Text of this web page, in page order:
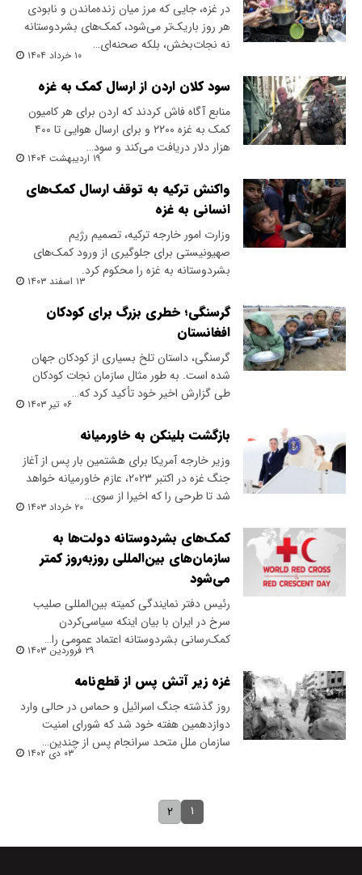
در غزه، جایی که مرز میان زنده‌ماندن و نابودی
هر روز باریک‌تر می‌شود، کمک‌های بشردوستانه
نه نجات‌بخش،‌ بلکه صحنه‌ای…
۱۰ خرداد ۱۴۰۴
سود کلان اردن از ارسال کمک به غزه
منابع آگاه فاش کردند که اردن برای هر کامیون
کمک به غزه ۲۲۰۰ و برای ارسال هوایی تا ۴۰۰
هزار دلار دریافت می‌کند و سود…
۱۹ اردیبهشت ۱۴۰۴
واکنش ترکیه به توقف ارسال کمک‌های
انسانی به غزه
وزارت امور خارجه ترکیه، تصمیم رژیم
صهیونیستی برای جلوگیری از ورود کمک‌های
بشردوستانه به غزه را محکوم کرد.
۱۳ اسفند ۱۴۰۳
گرسنگی؛ خطری بزرگ برای کودکان
افغانستان
گرسنگی، داستان تلخ بسیاری از کودکان جهان
شده است. به طور مثال سازمان نجات کودکان
طی گزارش اخیر خود تأکید کرد که…
۰۶ تیر ۱۴۰۳
بازگشت بلینکن به خاورمیانه
وزیر خارجه آمریکا برای هشتمین بار پس از آغاز
جنگ غزه در اکتبر ۲۰۲۳، عازم خاورمیانه خواهد
شد تا طرحی را که اخیرا از سوی…
۲۰ خرداد ۱۴۰۳
کمک‌های بشردوستانه دولت‌ها به
سازمان‌های بین‌المللی روز‌به‌روز کمتر
می‌شود
‌رئیس دفتر نمایندگی کمیته بین‌المللی صلیب
سرخ در ایران با بیان اینکه سیاسی‌کردن
کمک‌رسانی بشردوستانه اعتماد عمومی را…
۲۹ فروردین ۱۴۰۳
غزه زیر آتش پس از قطع‌نامه
روز گذشته جنگ اسرائیل و حماس در حالی وارد
دوازدهمین هفته خود شد که شورای امنیت
سازمان ملل متحد سرانجام پس ‌از چندین…
۰۳ دی ۱۴۰۲
۱ ۲